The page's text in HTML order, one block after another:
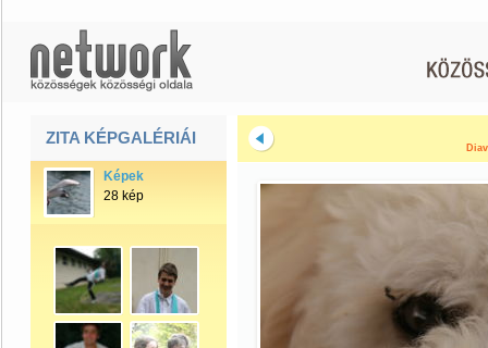
ZITA KÉPGALÉRIÁI
Képek
28 kép